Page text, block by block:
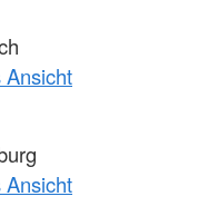
Ansicht
Ansicht